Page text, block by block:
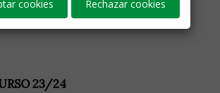
23/24
cookies Rechazar cookies